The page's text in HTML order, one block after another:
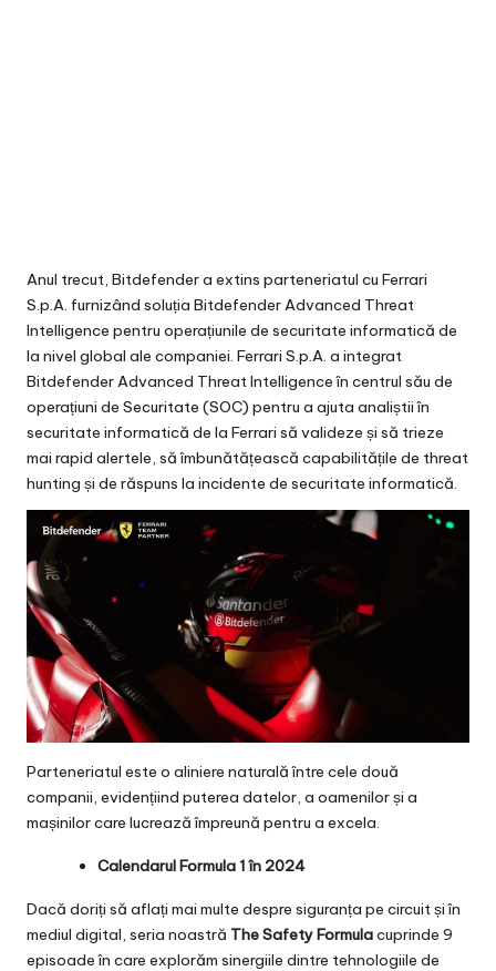
Anul trecut, Bitdefender a extins parteneriatul cu Ferrari
S.p.A. furnizând soluția Bitdefender Advanced Threat
Intelligence pentru operațiunile de securitate informatică de
la nivel global ale companiei. Ferrari S.p.A. a integrat
Bitdefender Advanced Threat Intelligence în centrul său de
operațiuni de Securitate (SOC) pentru a ajuta analiștii în
securitate informatică de la Ferrari să valideze și să trieze
mai rapid alertele, să îmbunătățească capabilitățile de threat
hunting și de răspuns la incidente de securitate informatică.
Parteneriatul este o aliniere naturală între cele două
companii, evidențiind puterea datelor, a oamenilor și a
mașinilor care lucrează împreună pentru a excela.
Calendarul Formula 1 în 2024
Dacă doriți să aflați mai multe despre siguranța pe circuit și în
mediul digital, seria noastră The Safety Formulacuprinde 9
episoadeîn care explorăm sinergiile dintre tehnologiile de